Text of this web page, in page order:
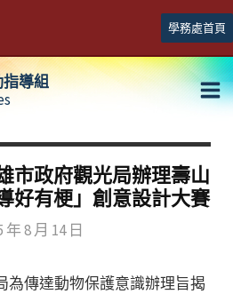
學務處首頁
導組
市政府觀光局辦理壽山
好有梗」創意設計大賽
年 8 月 14 日
為傳達動物保護意識辦理旨揭